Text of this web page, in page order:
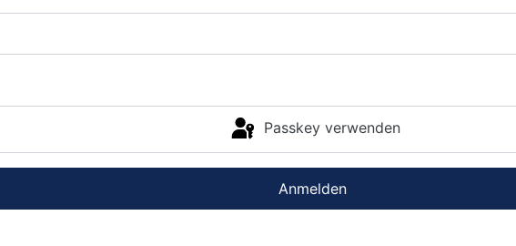
Passkey verwenden
Anmelden